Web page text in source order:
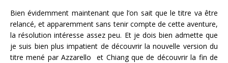
Bien évidemment maintenant que l’on sait que le titre va être
relancé, et apparemment sans tenir compte de cette aventure,
la résolution intéresse assez peu. Et je dois bien admette que
je suis bien plus impatient de découvrir la nouvelle version du
titre mené par Azzarello et Chiang que de découvrir la fin de